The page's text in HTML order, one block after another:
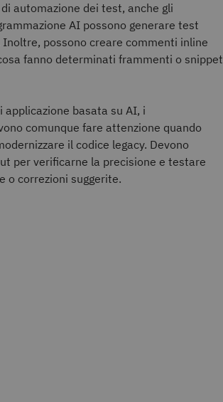
automazione dei test, anche gli
AI possono generare test
possono creare commenti inline
fanno determinati frammenti o snippet
applicazione basata su AI, i
comunque fare attenzione quando
il codice legacy. Devono
per verificarne la precisione e testare
o correzioni suggerite.